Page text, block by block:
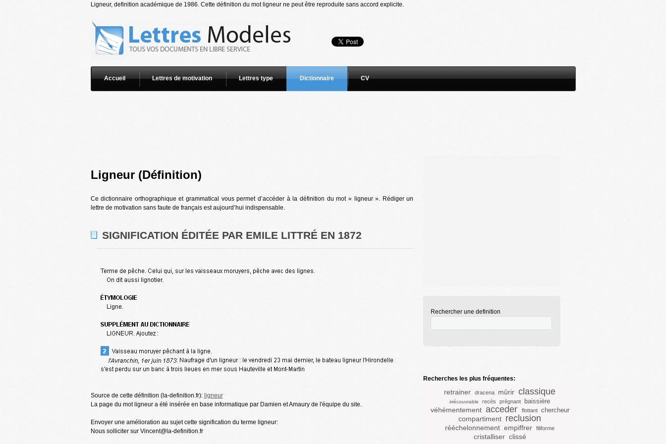
Ligneur, definition académique de 1986. Cette définition du mot ligneur ne peut être reproduite sans accord explicite.
Accueil Lettres de motivation Lettres type Dictionnaire CV
Ligneur (Définition)
Ce dictionnaire orthographique et grammatical vous permet d’accéder à la définition du mot « ligneur ». Rédiger un
lettre de motivation sans faute de français est aujourd’hui indispensable.
SIGNIFICATION ÉDITÉE PAR EMILE LITTRÉ EN 1872
Source de cette définition (la-definition.fr): ligneur
La page du mot ligneur a été insérée en base informatique par Damien et Amaury de l'équipe du site.
Envoyer une amélioration au sujet cette signification du terme ligneur:
Nous solliciter sur Vincent@la-definition.fr
Rechercher une definition
Recherches les plus fréquentes:
retrainer dracena mûrir classique
irrécouvrable recès prégnant baissière
véhémentement acceder flottant chercheur
compartiment reclusion
rééchelonnement empiffrer filiforme
cristalliser clissé